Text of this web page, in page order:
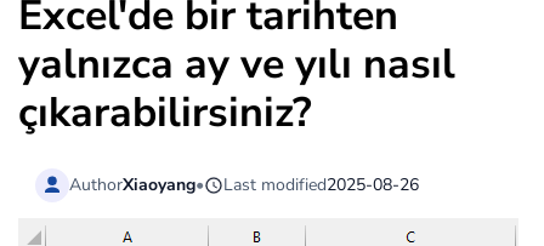
Excel'de bir tarihten
yalnızca ay ve yılı nasıl
çıkarabilirsiniz?
AuthorXiaoyang• Last modified2025-08-26